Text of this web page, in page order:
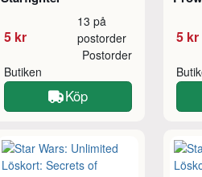
5 kr
13 på
postorder
Butiken
Postorder
Köp
5 kr